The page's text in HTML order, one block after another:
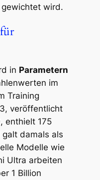
gewichtet wird.
in Parametern
im
Training
veröffentlicht
enthielt 175
damals als
Modelle wie
Ultra arbeiten
1 Billion